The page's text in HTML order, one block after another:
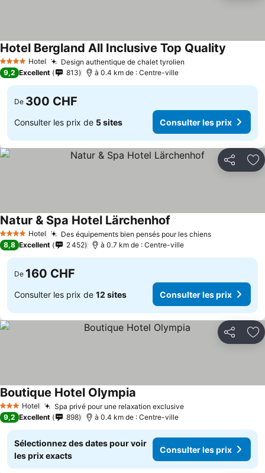
4 Étoiles Hotel Design authentique de chalet tyrolien
Hotel Bergland All Inclusive Top Quality
9,2 Excellent 813 à 0.4 km de : Centre-ville
De 300 CHF
Consulter les prix de 5 sites Consulter les prix
Partager
4 Étoiles Hotel Des équipements bien pensés pour les chiens
Natur & Spa Hotel Lärchenhof
8,8 Excellent 2 452 à 0.7 km de : Centre-ville
De 160 CHF
Consulter les prix de 12 sites Consulter les prix
Partager
3 ÉtoilesHotel Spa privé pour une relaxation exclusive
Boutique Hotel Olympia
9,2 Excellent 898 à 0.4 km de : Centre-ville
Sélectionnez des dates pour voir
les prix exacts
Consulter les prix